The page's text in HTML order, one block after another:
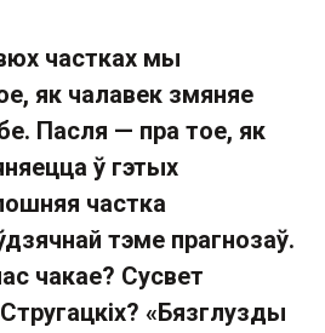
частках мы
як чалавек змяняе
Пасля — пра тое, як
ў гэтых
частка
тэме прагнозаў.
чакае? Сусвет
«Бязглузды